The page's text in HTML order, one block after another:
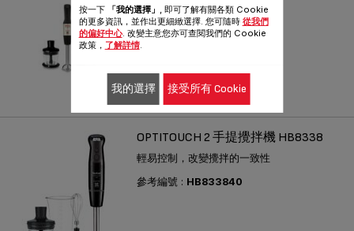
Ergonomic design with high-
performance results
參考編號 :
OPTITOUCH 2 手提攪拌機 HB8338
輕易控制，改變攪拌的一致性
參考編號 : HB833840
按一下 「我的選擇」
, 即可了解有關各類 Cookie
的更多資訊，並作出更細緻選擇. 您可隨時 從我們
的偏好中心. 改變主意您亦可查閱我們的 Cookie
政策， 了解詳情.
我的選擇 接受所有 Cookie